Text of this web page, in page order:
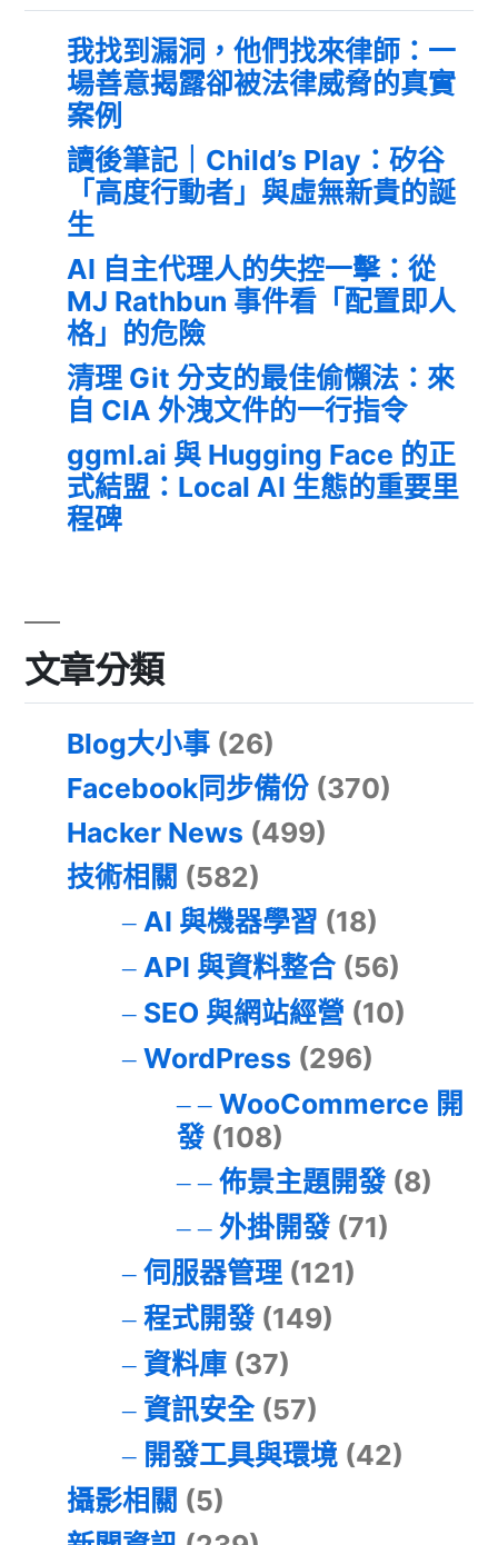
我找到漏洞，他們找來律師：一
場善意揭露卻被法律威脅的真實
案例
讀後筆記｜Child’s Play：矽谷
「高度行動者」與虛無新貴的誕
生
AI 自主代理人的失控一擊：從
MJ Rathbun 事件看「配置即人
格」的危險
清理 Git 分支的最佳偷懶法：來
自 CIA 外洩文件的一行指令
ggml.ai 與 Hugging Face 的正
式結盟：Local AI 生態的重要里
程碑
文章分類
Blog大小事 (26)
Facebook同步備份 (370)
Hacker News (499)
技術相關 (582)
AI 與機器學習 (18)
API 與資料整合(56)
SEO 與網站經營 (10)
WordPress (296)
WooCommerce 開
發(108)
佈景主題開發(8)
外掛開發(71)
伺服器管理(121)
程式開發(149)
資料庫(37)
資訊安全(57)
開發工具與環境(42)
攝影相關 (5)